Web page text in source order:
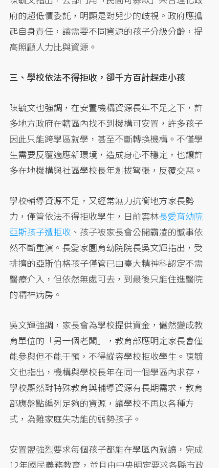
府的超低價委託，明顯是對兒少的歧視。政府應擔
起自身責任，讓需要不同資源的孩子分級分齡，提
高照顧人力比與資源。
三、學校依法不得拒收，卻千方百計趕走小孩
陳毓文也強調，在安置機構資源長年不足之下，許
多地方政府在轄區內找不到機構可安置，許多孩子
因此只能跨學區就學，甚至不斷轉換機構。不僅學
生需要反覆適應新環境，造成身心不穩定，也讓許
多在地機構與社區學校長年劍拔弩張，反覆交惡。
學校輔導資源不足，又經常無力抗衡地方家長勢
力，僅管依法不得拒收學生，日前雲林長愛育幼院
亞斯孩子遭拒收 、孩子被家長會公開霸凌的憾事依
然不斷重演。長愛家園育幼院院長吳文輝指出，受
排擠的亞斯伯格孩子僅管已由臺大精神科認定不需
醫療介入，但依然無處可去，到最後只能住進醫院
的精神病房。
吳文輝強調，家長會為學校提供資金，儼然變成教
育單位的「另一個老闆」，教育部應明定家長會僅
能參與但不能干預，不得縱容學校拒收學生。陳毓
文也指出，機構與學校長年在同一個學區內求存，
學校顯然對特殊教育與輔導資源有長期需求，教育
部應盤點編列足夠的資源，讓學校不再以各種方
式，為難家庭失功能的弱勢孩子。
安置盟強烈要求每個孩子都能在學區內就讀，完成
12年國民義務教育，並且由中央明定要求各縣市政